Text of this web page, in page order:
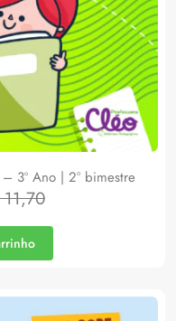
3º Ano | 2° bimestre
11,70